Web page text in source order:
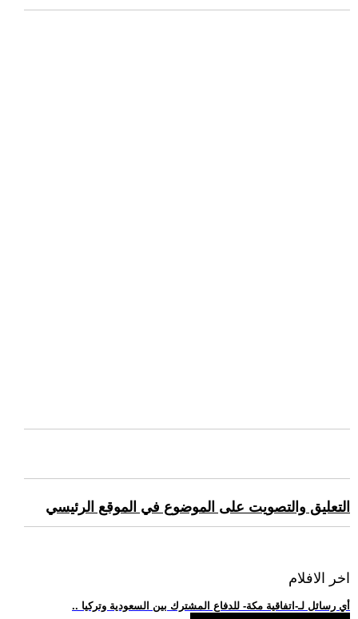
التعليق والتصويت على الموضوع في الموقع الرئيسي
اخر الافلام
.. أي رسائل لـ-اتفاقية مكة- للدفاع المشترك بين السعودية وتركيا